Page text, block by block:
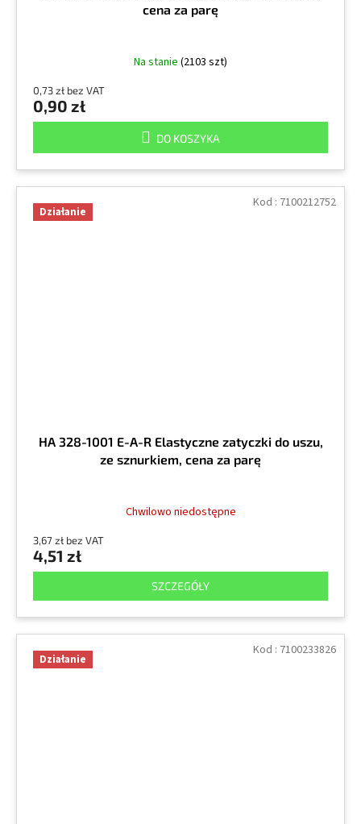
cena za parę
Na stanie (2103 szt)
0,73 zł bez VAT
0,90 zł
DO KOSZYKA
Działanie
HA 328-1001 E-A-R Elastyczne zatyczki do uszu,
ze sznurkiem, cena za parę
Chwilowo niedostępne
3,67 zł bez VAT
4,51 zł
SZCZEGÓŁY
Kod : 7100212752
Działanie
Kod : 7100233826